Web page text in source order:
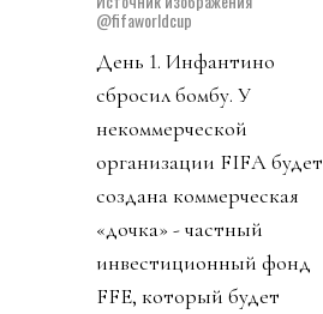
@fifaworldcup
День 1. Инфантино
сбросил бомбу. У
некоммерческой
организации FIFA будет
создана коммерческая
«дочка» - частный
инвестиционный фонд
FFE, который будет